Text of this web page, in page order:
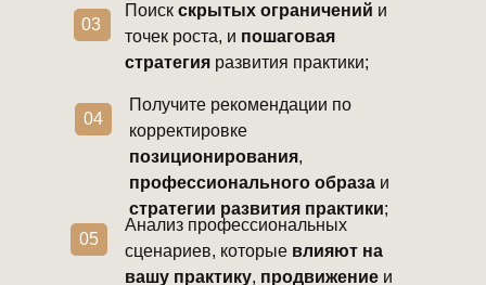
Получите рекомендации по
корректировке
позиционирования,
профессионального образа и
стратегии развития практики;
04
Анализ профессиональных
сценариев, которые влияют на
вашу практику, продвижение и
05
Поиск скрытых ограничений и
точек роста, и пошаговая
стратегия развития практики;
03